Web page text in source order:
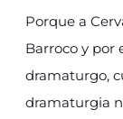
Porque a
Barroco y por
dramaturgo,
dramaturgia